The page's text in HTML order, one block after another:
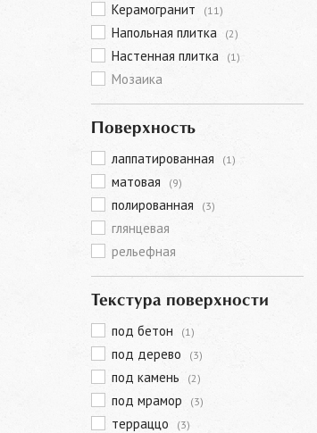
Керамогранит (11)
Напольная плитка (2)
Настенная плитка (1)
Мозаика
Поверхность
лаппатированная (1)
матовая (9)
полированная (3)
глянцевая
рельефная
Текстура поверхности
под бетон (1)
под дерево (3)
под камень (2)
под мрамор (3)
терраццо (3)